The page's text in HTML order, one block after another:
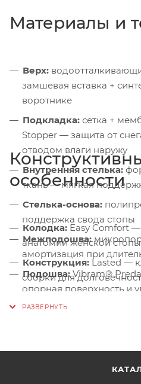
Материалы и
Верх:
замшевая вставка +
воротнике
Подкладка: сетка +
Stopper — защита от
отводом влаги наружу
Внутренняя стелька:
ткань — мягкая
Стелька-основа:
поддержка свода стопы
Межподошва:
амортизация при
Подошва:Vibram®
опорная поверхность и
мокром асфальте и
особенности
Колодка: Easy Comfort
анатомии женской стопы
Конструкция: Lasted —
сборки для
липучка — точная
Усиленная пятка и